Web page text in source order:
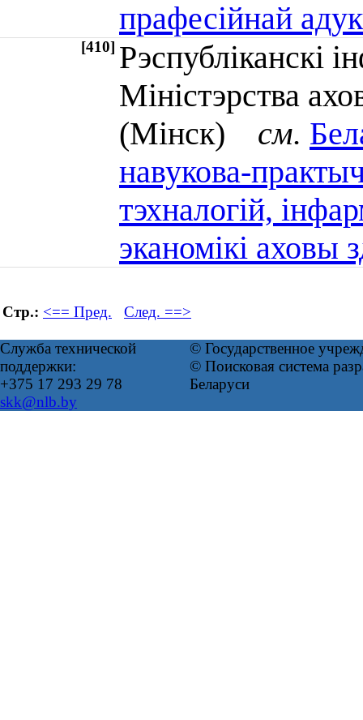
прафесійнай
[410] Рэспубліканскі
Міністэрства
(Мінск) см.
навукова-
тэхналогій,
эканомікі аховы
Стр.: <== Пред. След. ==>
Служба технической
поддержки:
+375 17 293 29 78
skk@nlb.by
© Государственное
© Поисковая система
Беларуси